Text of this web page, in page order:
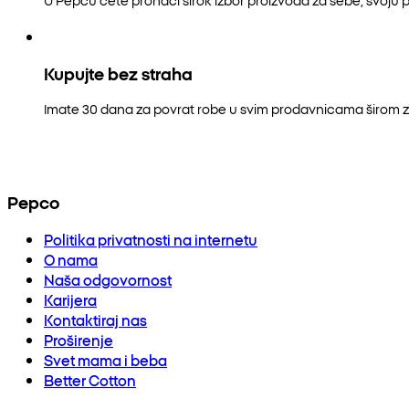
Kupujte bez straha
Imate 30 dana za povrat robe u svim prodavnicama širom
Pepco
Politika privatnosti na internetu
O nama
Naša odgovornost
Karijera
Kontaktiraj nas
Proširenje
Svet mama i beba
Better Cotton